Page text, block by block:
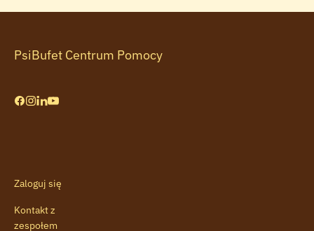
PsiBufet Centrum Pomocy
Zaloguj się
Kontakt z
zespołem